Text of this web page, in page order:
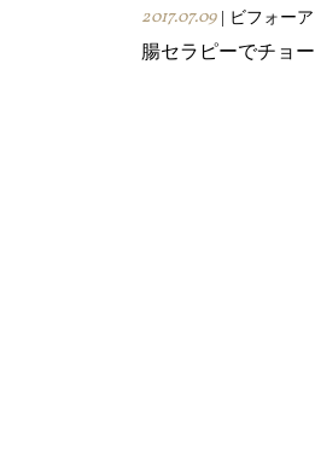
2017.07.09| ビフォー
腸セラピーでチョ